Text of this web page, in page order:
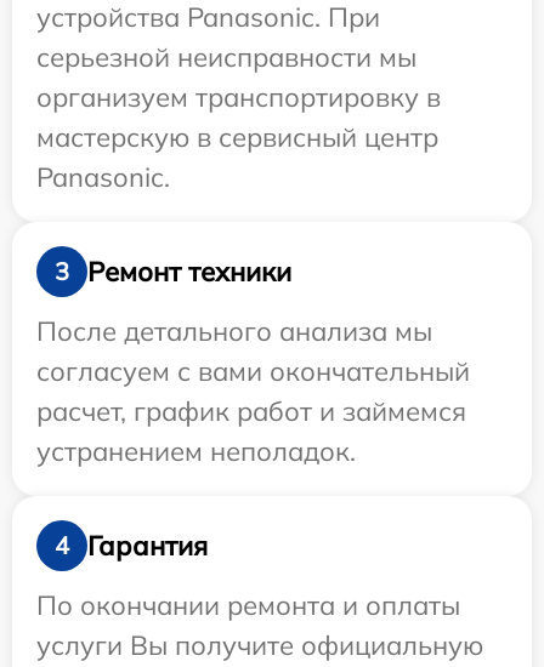
устройства Panasonic. При
серьезной неисправности мы
организуем транспортировку в
мастерскую в сервисный центр
Panasonic.
3
Ремонт техники
После детального анализа мы
согласуем с вами окончательный
расчет, график работ и займемся
устранением неполадок.
4
Гарантия
По окончании ремонта и оплаты
услуги Вы получите официальную